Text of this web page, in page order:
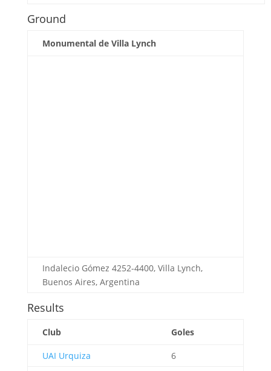
Ground
Monumental de Villa Lynch
Indalecio Gómez 4252-4400, Villa Lynch,
Buenos Aires, Argentina
Results
Club Goles
UAI Urquiza
6